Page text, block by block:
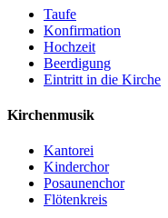
Taufe
Konfirmation
Hochzeit
Beerdigung
Eintritt in die Kirche
Kirchenmusik
Kantorei
Kinderchor
Posaunenchor
Flötenkreis